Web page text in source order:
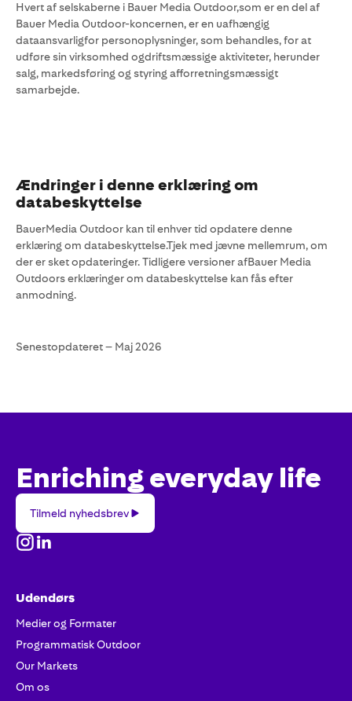
Hvert af selskaberne i Bauer Media Outdoor,som er en del af
Bauer Media Outdoor-koncernen, er en uafhængig
dataansvarligfor personoplysninger, som behandles, for at
udføre sin virksomhed ogdriftsmæssige aktiviteter, herunder
salg, markedsføring og styring afforretningsmæssigt
samarbejde.
Ændringer i denne erklæring om
databeskyttelse
BauerMedia Outdoor kan til enhver tid opdatere denne
erklæring om databeskyttelse.Tjek med jævne mellemrum, om
der er sket opdateringer. Tidligere versioner afBauer Media
Outdoors erklæringer om databeskyttelse kan fås efter
anmodning.
Senestopdateret – Maj 2026
Enriching everyday life
nyhedsbrev
Tilmeld nyhedsbrev
Udendørs
Medier og Formater
Programmatisk Outdoor
Our Markets
Om os